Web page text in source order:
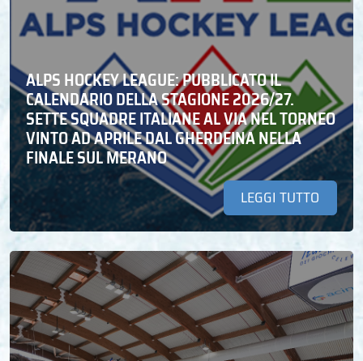
ALPS HOCKEY LEAGUE: PUBBLICATO IL
CALENDARIO DELLA STAGIONE 2026/27.
SETTE SQUADRE ITALIANE AL VIA NEL TORNEO
VINTO AD APRILE DAL GHERDEINA NELLA
FINALE SUL MERANO
LEGGI TUTTO